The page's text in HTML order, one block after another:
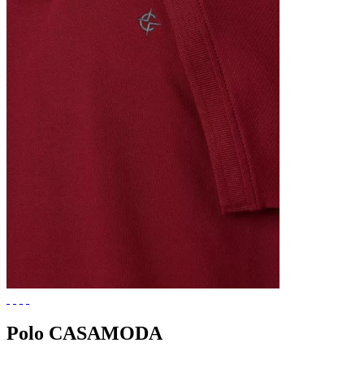
Polo CASAMODA